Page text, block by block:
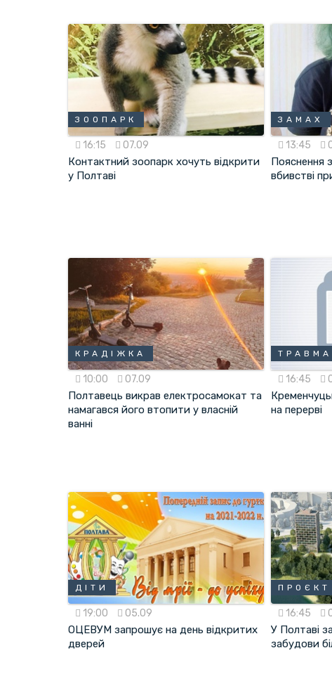
ЗООПАРК
16:15 07.09
Контактний зоопарк хочуть відкрити
у Полтаві
ЗАМАХ
13:45
Пояснення
вбивстві
КРАДІЖКА
10:00 07.09
Полтавець викрав електросамокат та
намагався його втопити у власній
ванні
ТРАВМА
16:45
на перерві
ДІТИ
19:00 05.09
ОЦЕВУМ запрошує на день відкритих
дверей
ПРОЄКТ
16:45
У Полтаві
забудови